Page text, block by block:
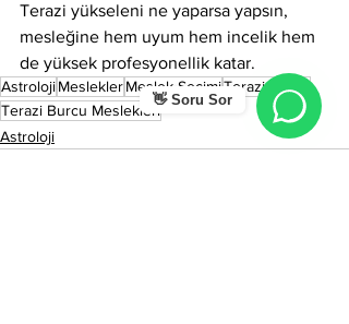
👋 Soru Sor
Terazi yükseleni ne yaparsa yapsın,
mesleğine hem uyum hem incelik hem
de yüksek profesyonellik katar.
AstrolojiMesleklerMeslek SeçimiTerazi Burcu
Terazi Burcu Meslekleri
Astroloji